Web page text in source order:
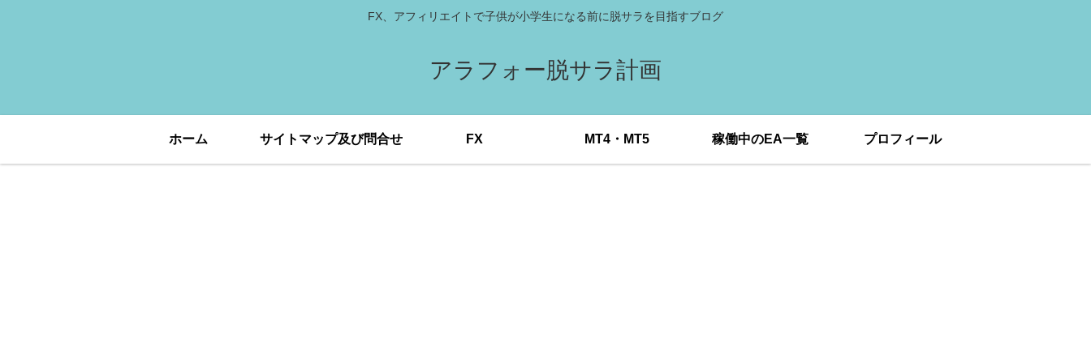
FX、アフィリエイトで子供が小学生になる前に脱サラを目指すブログ
アラフォー脱サラ計画
ホーム サイトマップ及び問合せ FX MT4・MT5 稼働中のEA一覧 プロフィール